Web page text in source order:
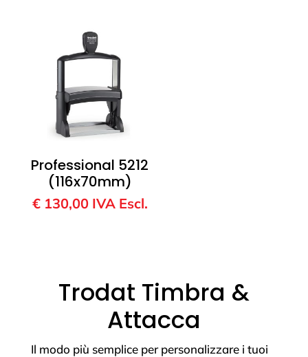
Professional 5212
(116x70mm)
€130,00 IVA Escl.
Trodat Timbra &
Attacca
Il modo più semplice per personalizzare i tuoi